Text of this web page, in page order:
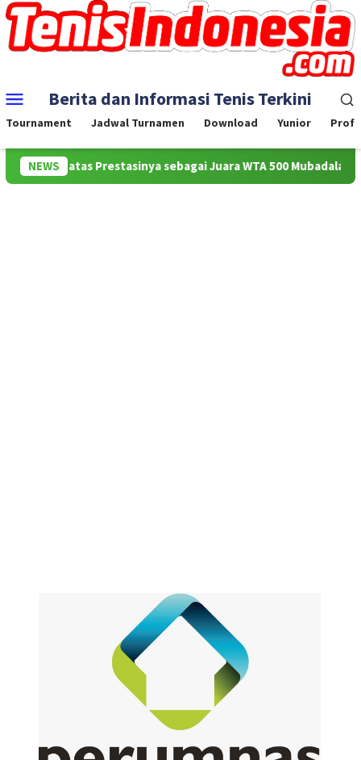
Skip
to
content
Mobile
Menu
Berita dan Informasi Tenis Terkini
Tournament Jadwal Turnamen Download Yunior
NEWS
Prestasinya sebagai Juara WTA 500 Mubadala Citi DC Open